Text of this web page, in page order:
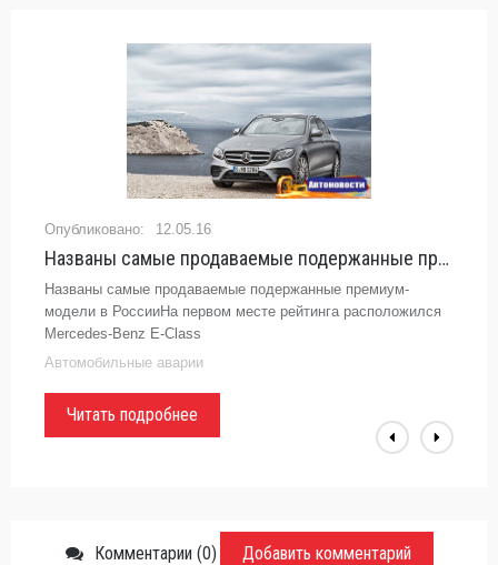
12.05.16
Названы самые продаваемые подержанные премиум-модели в России - «Автоновости»
Названы самые продаваемые подержанные премиум-
модели в РоссииНа первом месте рейтинга расположился
Mercedes-Benz E-Class
Автомобильные аварии
Читать подробнее
Комментарии (0) Добавить комментарий